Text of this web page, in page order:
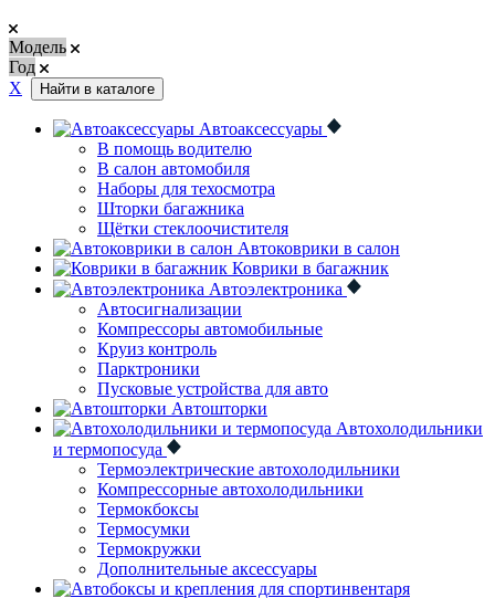
Модель
Год
Х
Найти в каталоге
Автоаксессуары
В помощь водителю
В салон автомобиля
Наборы для техосмотра
Шторки багажника
Щётки стеклоочистителя
Автоковрики в салон
Коврики в багажник
Автоэлектроника
Автосигнализации
Компрессоры автомобильные
Круиз контроль
Парктроники
Пусковые устройства для авто
Автошторки
Автохолодильники
и термопосуда
Термоэлектрические автохолодильники
Компрессорные автохолодильники
Термокбоксы
Термосумки
Термокружки
Дополнительные аксессуары